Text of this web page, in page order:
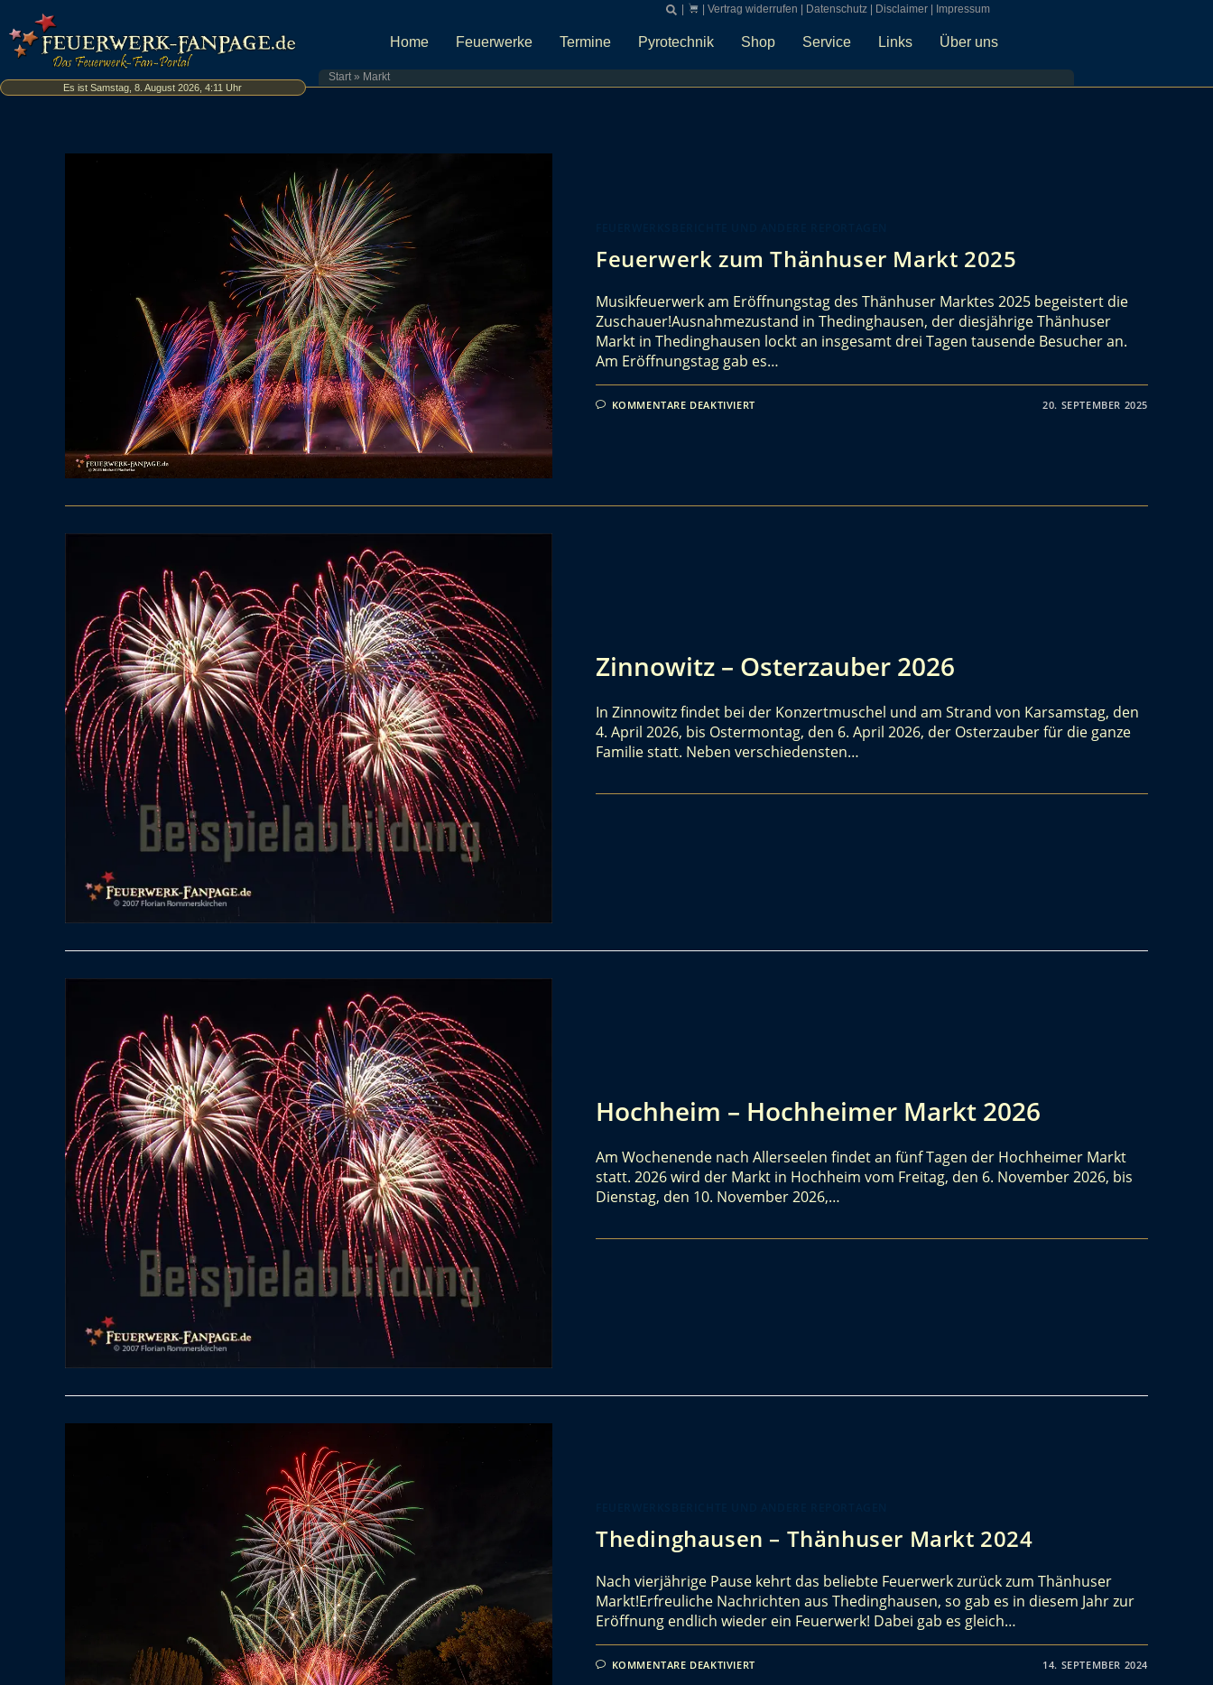
Es ist Samstag, 8. August 2026, 4:11 Uhr
Vertrag widerrufen Datenschutz| Disclaimer| Impressum
Home Feuerwerke Termine Pyrotechnik Shop Service Links Über uns
Start» Markt
Feuerwerk zum Thänhuser Markt 2025
Musikfeuerwerk am Eröffnungstag des Thänhuser Marktes 2025 begeistert die
Zuschauer!Ausnahmezustand in Thedinghausen, der diesjährige Thänhuser
Markt in Thedinghausen lockt an insgesamt drei Tagen tausende Besucher an.
Am Eröffnungstag gab es…
KOMMENTARE DEAKTIVIERT 20. SEPTEMBER 2025
Zinnowitz – Osterzauber 2026
In Zinnowitz findet bei der Konzertmuschel und am Strand von Karsamstag, den
4. April 2026, bis Ostermontag, den 6. April 2026, der Osterzauber für die ganze
Familie statt. Neben verschiedensten…
Hochheim – Hochheimer Markt 2026
Am Wochenende nach Allerseelen findet an fünf Tagen der Hochheimer Markt
statt. 2026 wird der Markt in Hochheim vom Freitag, den 6. November 2026, bis
Dienstag, den 10. November 2026,…
Thedinghausen – Thänhuser Markt 2024
Nach vierjährige Pause kehrt das beliebte Feuerwerk zurück zum Thänhuser
Markt!Erfreuliche Nachrichten aus Thedinghausen, so gab es in diesem Jahr zur
Eröffnung endlich wieder ein Feuerwerk! Dabei gab es gleich…
KOMMENTARE DEAKTIVIERT 14. SEPTEMBER 2024